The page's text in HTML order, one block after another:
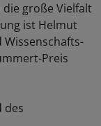
große Vielfalt
ist Helmut
Preis
des